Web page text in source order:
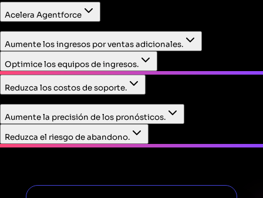
Acelera Agentforce
En primer lugar, identifique flujos de trabajo de alto valor
en los que desplegar la IA. Luego, mida el impacto de la IA
en el comportamiento de los clientes y empleados.
Aumente los ingresos por ventas adicionales.
Optimice los equipos de ingresos.
Reduzca los costos de soporte.
Resuelva casos de soporte rápidamente con el contexto
de uso del producto integrado en la vista de casos de
Service Cloud.
Aumente la precisión de los pronósticos.
Reduzca el riesgo de abandono.